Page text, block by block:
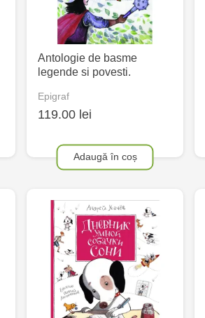
Antologie de basme
legende si povesti.
Epigraf
119.00 lei
Adaugă în coș